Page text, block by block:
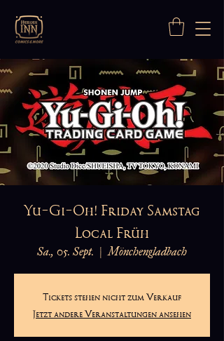
Yu-Gi-Oh! Friday Samstag
Local Früh
Sa., 05. Sept.
  |
Mönchengladbach
Tickets stehen nicht zum Verkauf
Jetzt andere Veranstaltungen ansehen